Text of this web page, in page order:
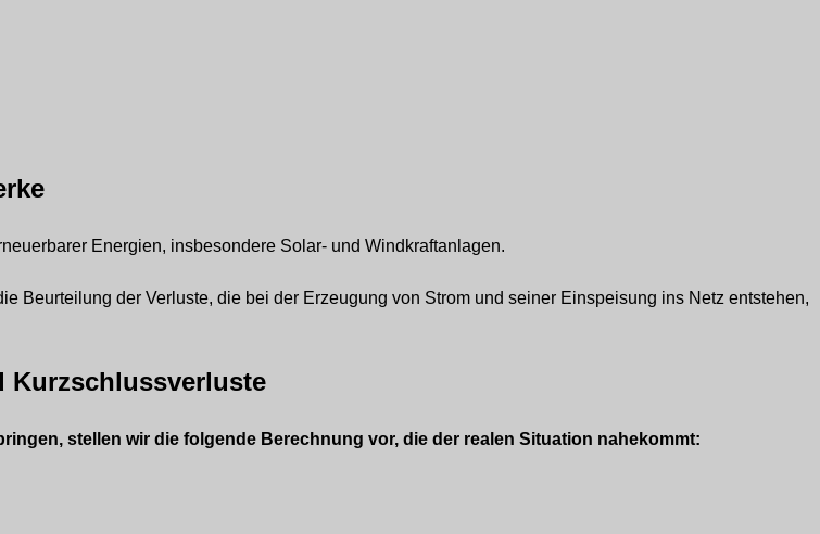
Energien, insbesondere Solar- und Windkraftanlagen.
Beurteilung der Verluste, die bei der Erzeugung von Strom und seiner Einspeisung ins Netz entstehen,
Kurzschlussverluste
stellen wir die folgende Berechnung vor, die der realen Situation nahekommt: